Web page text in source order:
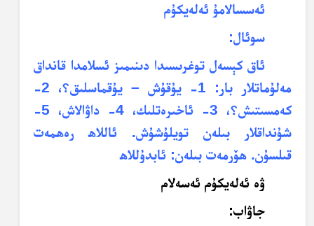
ئەسسالامۇ ئەلەيكۇم
سوئال:
ئاق كېسەلتوغرىسىدادىنىمىزئسلامدا قانداق
مەلۇماتلار بار: 1- يۇقۇش – يۇقماسلىق؟، 2-
كەمسىتىش؟، 3- ئاخىرەتلىك، 4- داۋالاش، 5-
شۇنداقلار بىلەن تويلۇشۇش. ئاللاھرەھمەت
قىلسۇن. ھۆرمەت بىلەن: ئابدۇللاھ
ۋە ئەلەيكۇم ئەسەلام
جاۋاب: